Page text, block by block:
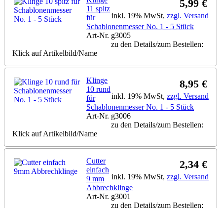
5,99 €
inkl. 19% MwSt, zzgl. Versand
11 spitz
für
Schablonenmesser No. 1 - 5 Stück
Art-Nr. g3005
zu den Details/zum Bestellen:
Klick auf Artikelbild/Name
8,95 €
inkl. 19% MwSt, zzgl. Versand
Klinge
10 rund
für
Schablonenmesser No. 1 - 5 Stück
Art-Nr. g3006
zu den Details/zum Bestellen:
Klick auf Artikelbild/Name
2,34 €
inkl. 19% MwSt, zzgl. Versand
Cutter
einfach
9 mm
Abbrechklinge
Art-Nr. g3001
zu den Details/zum Bestellen: